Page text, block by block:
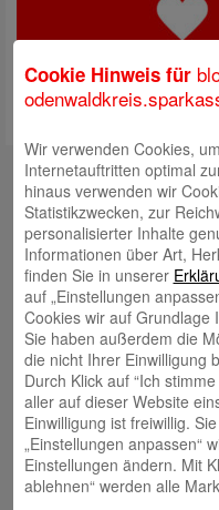
Kontakt
mail@sparkasse-
Telefon: 06062 500
Auch per WhatsApp
Neueste
Sparkassen Kino
Öffnungszeiten der
Herausragende
des
überzeugt mit
Cookie Hinweis für
Wir verwenden Cookies,
Internetauftritten optimal
hinaus verwenden wir
Statistikzwecken, zur
personalisierter Inhalte
Informationen über Art,
finden Sie in unserer
auf „Einstellungen
Cookies wir auf Grundlage
Sie haben außerdem die
die nicht Ihrer Einwilligung
Durch Klick auf “Ich
aller auf dieser Website
Einwilligung ist freiwillig.
„Einstellungen anpassen“
Einstellungen ändern. Mit
ablehnen“ werden alle